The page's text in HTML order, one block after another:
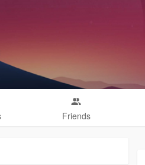
Friends